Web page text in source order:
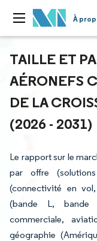
À
TAILLE ET
AÉRONEFS
DE LA
(2026 - 2031)
Le rapport sur le
par offre
(connectivité en
(bande L, bande
commerciale,
géographie